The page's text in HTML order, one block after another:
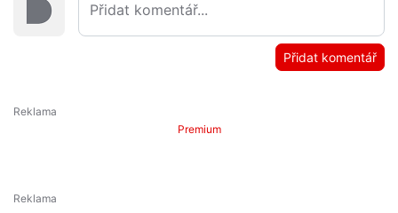
Přidat komentář
Premium